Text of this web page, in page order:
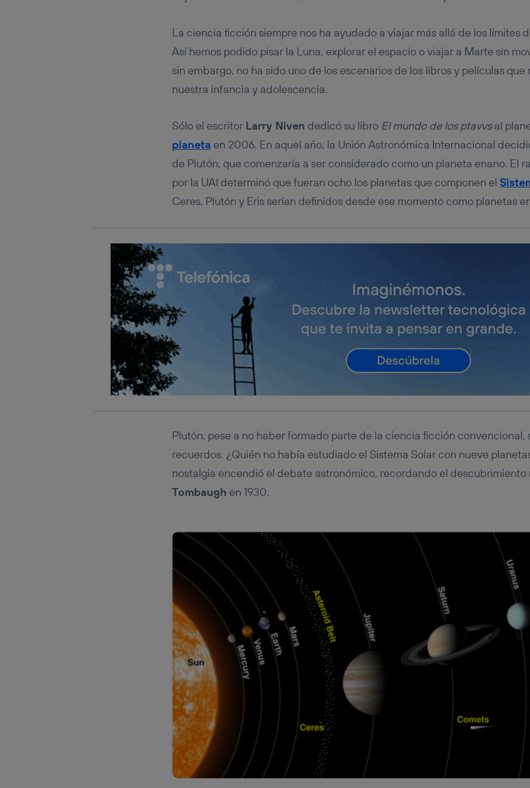
La ciencia ficción siempre nos ha ayudado a viajar más allá de los límites
Así hemos podido pisar la Luna, explorar el espacio o viajar a Marte sin
sin embargo, no ha sido uno de los escenarios de los libros y películas que
nuestra infancia y adolescencia.
Sólo el escritor Larry Niven dedicó su libro El mundo de los ptavvsal
planeta en 2006. En aquel año, la Unión Astronómica Internacional
de Plutón, que comenzaría a ser considerado como un planeta enano. El
por la UAI determinó que fueran ocho los planetas que componen el
Ceres, Plutón y Eris serían definidos desde ese momento como planetas
Plutón, pese a no haber formado parte de la ciencia ficción convencional,
recuerdos. ¿Quién no había estudiado el Sistema Solar con nueve
nostalgia encendió el debate astronómico, recordando el descubrimiento
Tombaugh en 1930.
Si utilizas una
conexión de banda ancha
realizará en función de las actividades de navegación de los miembros
hayan dado su consentimiento.
únicamente en la navegación del usuario del móvil.
inferior de esta página web o visitando el
portal de privacidad de Utiq
Para más información, consulta la política de privacidad de Utiq.